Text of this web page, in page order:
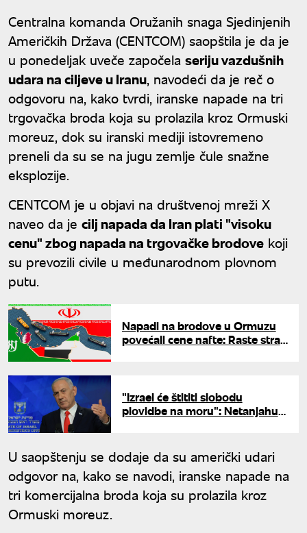
Centralna komanda Oružanih snaga Sjedinjenih
Američkih Država (CENTCOM) saopštila je da je
u ponedeljak uveče započela seriju vazdušnih
udara na ciljeve u Iranu, navodeći da je reč o
odgovoru na, kako tvrdi, iranske napade na tri
trgovačka broda koja su prolazila kroz Ormuski
moreuz, dok su iranski mediji istovremeno
preneli da su se na jugu zemlje čule snažne
eksplozije.
CENTCOM je u objavi na društvenoj mreži X
naveo da je cilj napada da Iran plati "visoku
cenu" zbog napada na trgovačke brodove koji
su prevozili civile u međunarodnom plovnom
putu.
Napadi na brodove u Ormuzu
povećali cene nafte: Raste strah
"Izrael će štititi slobodu
plovidbe na moru": Netanjahu
U saopštenju se dodaje da su američki udari
odgovor na, kako se navodi, iranske napade na
tri komercijalna broda koja su prolazila kroz
Ormuski moreuz.